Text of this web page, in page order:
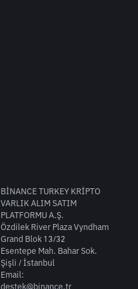
BİNANCE TURKEY KRİPTO
VARLIK ALIM SATIM
PLATFORMU A.Ş.
Özdilek River Plaza Vyndham
Grand Blok 13/32
Esentepe Mah. Bahar Sok.
Şişli / İstanbul
Email:
destek@binance.tr